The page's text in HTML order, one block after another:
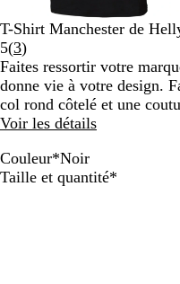
touches
fléchées
faire
défiler
T-Shirt Manchester de
5(3Lire
les
3
avis
)
Faites ressortir votre
donne vie à votre design.
col rond côtelé et une
Voir les détails
Couleur*Noir
B
B
G
N
Taille et quantité*